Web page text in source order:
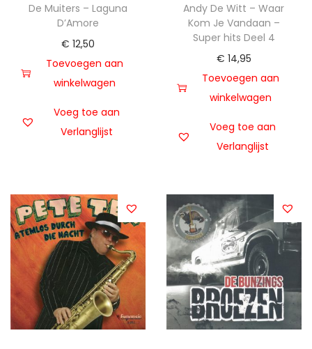
De Muiters – Laguna
D’Amore
€ 12,50
Toevoegen aan
winkelwagen
Voeg toe aan
Verlanglijst
Andy De Witt – Waar
Kom Je Vandaan –
Super hits Deel 4
€ 14,95
Toevoegen aan
winkelwagen
Voeg toe aan
Verlanglijst